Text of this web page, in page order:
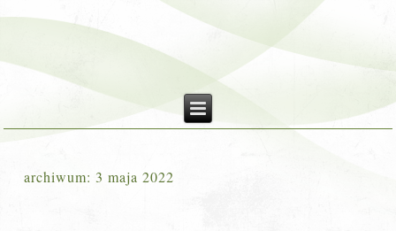
archiwum: 3 maja 2022